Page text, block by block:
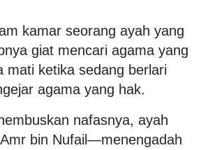
kamar seorang ayah yang
giat mencari agama yang
mati ketika sedang berlari
agama yang hak.
nafasnya, ayah
bin Nufail—menengadah